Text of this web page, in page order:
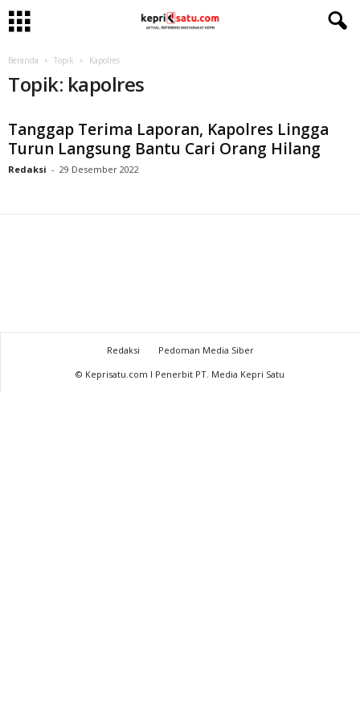
Beranda Topik Kapolres
Topik: kapolres
Tanggap Terima Laporan, Kapolres Lingga
Turun Langsung Bantu Cari Orang Hilang
Redaksi - 29 Desember 2022
Redaksi
Pedoman Media Siber
© Keprisatu.com I Penerbit PT. Media Kepri Satu